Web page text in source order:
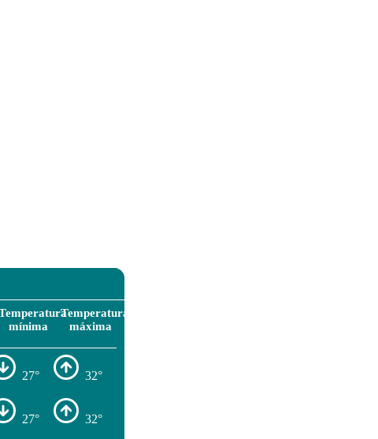
mínima
Temperatura
máxima
27° 32°
27° 32°